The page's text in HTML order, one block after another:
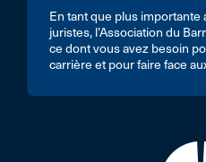
En tant que plus importante
juristes, l’Association du
ce dont vous avez besoin
carrière et pour faire face